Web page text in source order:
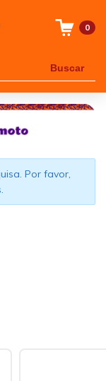
0
Buscar
Por favor,